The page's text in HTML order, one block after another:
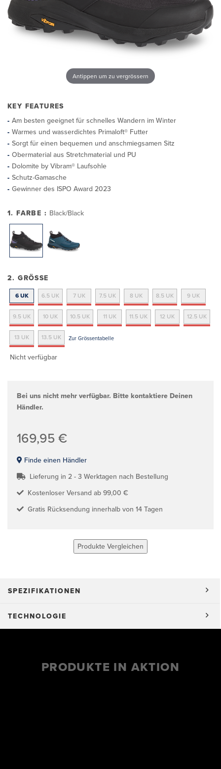
Antippen um zu vergrössern
KEY FEATURES
Am besten geeignet für schnelles Wandern im Winter
Warmes und wasserdichtes Primaloft® Futter
Sorgt für einen bequemen und anschmiegsamen Sitz
Obermaterial aus Stretchmaterial und PU
Dolomite by Vibram® Laufsohle
Schutz-Gamasche
Gewinner des ISPO Award 2023
1. FARBE : Black/Black
2. GRÖSSE
6 UK 6.5 UK 7 UK 7.5 UK 8 UK 8.5 UK 9 UK
9.5 UK 10 UK 10.5 UK 11 UK 11.5 UK 12 UK 12.5 UK
13 UK 13.5 UK Zur Grössentabelle
Nicht verfügbar
Bei uns nicht mehr verfügbar. Bitte kontaktiere Deinen
Händler.
169,95 €
Finde einen Händler
Lieferung in 2 - 3 Werktagen nach Bestellung
Kostenloser Versand ab 99,00 €
Gratis Rücksendung innerhalb von 14 Tagen
Produkte Vergleichen
SPEZIFIKATIONEN
TECHNOLOGIE
PRODUKTE IN AKTION